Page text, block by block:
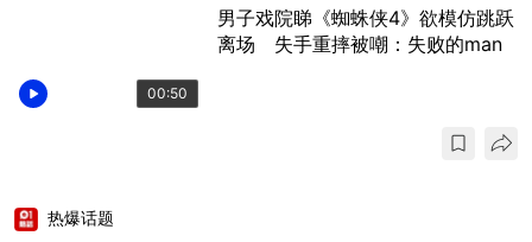
00:50
男子戏院睇《蜘蛛侠4》欲模仿跳跃
离场 失手重摔被嘲：失败的man
热爆话题